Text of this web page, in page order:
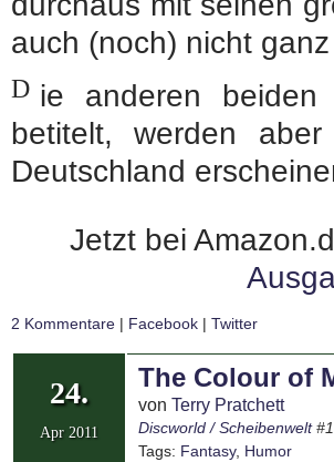
auch (noch) nicht
D ie anderen
betitelt, werden
Deutschland
Jetzt bei
2 Kommentare | Facebook | Twitter
24.
Apr 2011
The Colour of
von Terry Pratchett
Discworld / Scheibenwelt#1
Tags: Fantasy, Humor